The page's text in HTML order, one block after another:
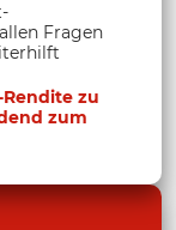
Fragen
zu
zum